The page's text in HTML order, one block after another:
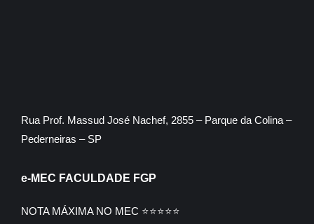
Rua Prof. Massud José Nachef, 2855 – Parque da Colina –
Pederneiras – SP
e-MEC FACULDADE FGP
NOTA MÁXIMA NO MEC ⭐⭐⭐⭐⭐